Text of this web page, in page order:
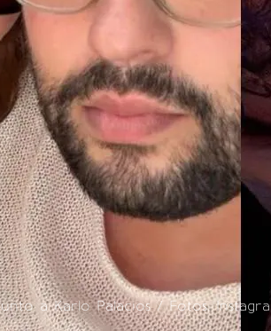
a Karlo Palacios / Fotos: